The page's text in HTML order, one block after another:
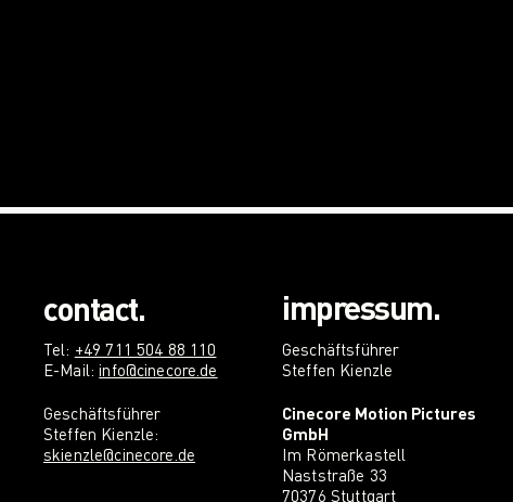
contact.
Tel: +49 711 504 88 110
E-Mail:info@cinecore.de
Geschäftsführer
Steffen Kienzle:
skienzle@cinecore.de
impressum.
Geschäftsführer
Steffen Kienzle
Cinecore Motion Pictures
GmbH
Im Römerkastell
Naststraße 33
70376 Stuttgart